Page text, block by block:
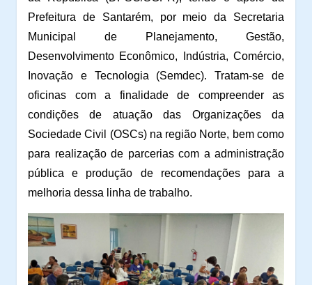
Prefeitura de Santarém, por meio da Secretaria
Municipal de Planejamento, Gestão,
Desenvolvimento Econômico, Indústria, Comércio,
Inovação e Tecnologia (Semdec). Tratam-se de
oficinas com a finalidade de compreender as
condições de atuação das Organizações da
Sociedade Civil (OSCs) na região Norte, bem como
para realização de parcerias com a administração
pública e produção de recomendações para a
melhoria dessa linha de trabalho.